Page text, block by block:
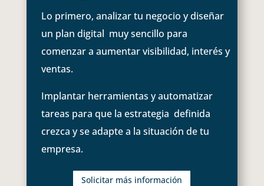
Lo primero, analizar tu negocio y diseñar
un plan digital muy sencillo para
comenzar a aumentar visibilidad, interés y
ventas.
Implantar herramientas y automatizar
tareas para que la estrategia definida
crezca y se adapte a la situación de tu
empresa.
Solicitar más información